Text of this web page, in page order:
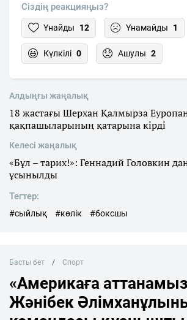
Сіздің реакцияңыз?
Ұнайды 12 Ұнамайды 1
Күлкілі 0 Ашулы 2
Алдыңғы жаңалық
18 жастағы Шерхан Қалмырза
қақпашыларының қатарына кірді
Келесі жаңалық
«Бұл – тарих!»: Геннадий Головкин
ұсынылды
Тегтер:
#сыйлық #көлік #боксшы
Басты бет Спорт
«Америкаға
Жәнібек